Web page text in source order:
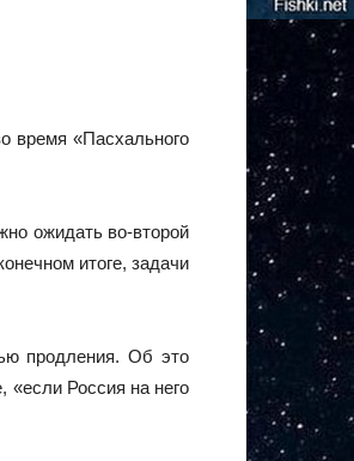
время «Пасхального
ожидать во-второй
итоге, задачи
продления. Об это
Россия на него